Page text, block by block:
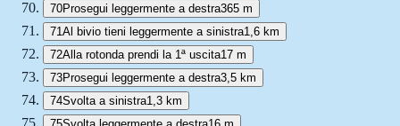
70Prosegui leggermente a destra365 m
71Al bivio tieni leggermente a sinistra1,6 km
72Alla rotonda prendi la 1ª uscita17 m
73Prosegui leggermente a destra3,5 km
74Svolta a sinistra1,3 km